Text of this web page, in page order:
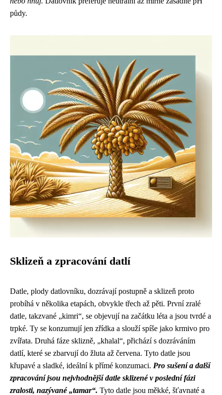
půdy.
Sklizeň a zpracování datlí
Datle, plody datlovníku, dozrávají postupně a sklizeň proto
probíhá v několika etapách, obvykle třech až pěti. První zralé
datle, takzvané „kimri“, se objevují na začátku léta a jsou tvrdé a
trpké. Ty se konzumují jen zřídka a slouží spíše jako krmivo pro
zvířata. Druhá fáze sklizně, „khalal“, přichází s dozráváním
datlí, které se zbarvují do žluta až červena. Tyto datle jsou
křupavé a sladké, ideální k přímé konzumaci. Pro sušení a další
zpracování jsou nejvhodnější datle sklizené v poslední fázi
zralosti, nazývané „tamar“. Tyto datle jsou měkké, šťavnaté a